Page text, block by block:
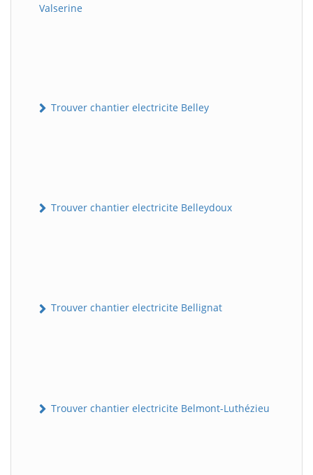
Valserine
Trouver chantier electricite Belley
Trouver chantier electricite Belleydoux
Trouver chantier electricite Bellignat
Trouver chantier electricite Belmont-Luthézieu